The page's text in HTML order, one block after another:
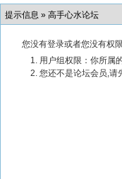
提示信息 » 高手心水论坛
您没有登录或者您没有权
用户组权限：你所属
您还不是论坛会员,请